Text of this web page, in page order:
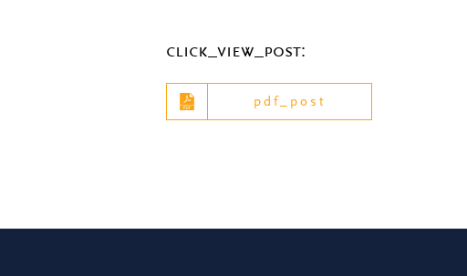
click_view_post:
pdf_post